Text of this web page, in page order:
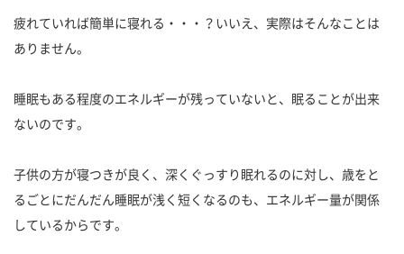
疲れていれば簡単に寝れる・・・？いいえ、実際はそんなことは
ありません。
睡眠もある程度のエネルギーが残っていないと、眠ることが出来
ないのです。
子供の方が寝つきが良く、深くぐっすり眠れるのに対し、歳をと
るごとにだんだん睡眠が浅く短くなるのも、エネルギー量が関係
しているからです。